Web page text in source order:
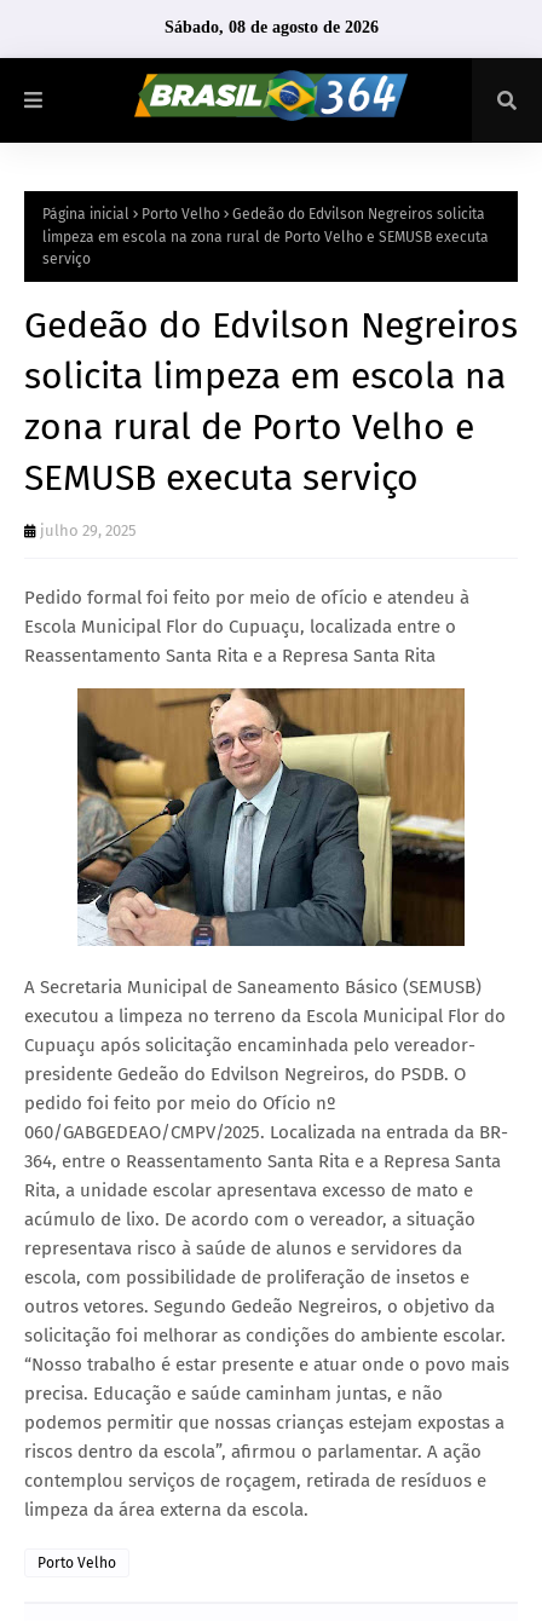
Sábado, 08 de agosto de 2026
Página inicial Porto Velho
Gedeão do Edvilson Negreiros solicita
limpeza em escola na zona rural de Porto Velho e SEMUSB executa
serviço
Gedeão do Edvilson Negreiros
solicita limpeza em escola na
zona rural de Porto Velho e
SEMUSB executa serviço
julho 29, 2025
Pedido formal foi feito por meio de ofício e atendeu à
Escola Municipal Flor do Cupuaçu, localizada entre o
Reassentamento Santa Rita e a Represa Santa Rita
A Secretaria Municipal de Saneamento Básico (SEMUSB)
executou a limpeza no terreno da Escola Municipal Flor do
Cupuaçu após solicitação encaminhada pelo vereador-
presidente Gedeão do Edvilson Negreiros, do PSDB. O
pedido foi feito por meio do Ofício nº
060/GABGEDEAO/CMPV/2025. Localizada na entrada da BR-
364, entre o Reassentamento Santa Rita e a Represa Santa
Rita, a unidade escolar apresentava excesso de mato e
acúmulo de lixo. De acordo com o vereador, a situação
representava risco à saúde de alunos e servidores da
escola, com possibilidade de proliferação de insetos e
outros vetores. Segundo Gedeão Negreiros, o objetivo da
solicitação foi melhorar as condições do ambiente escolar.
“Nosso trabalho é estar presente e atuar onde o povo mais
precisa. Educação e saúde caminham juntas, e não
podemos permitir que nossas crianças estejam expostas a
riscos dentro da escola”, afirmou o parlamentar. A ação
contemplou serviços de roçagem, retirada de resíduos e
limpeza da área externa da escola.
Porto Velho